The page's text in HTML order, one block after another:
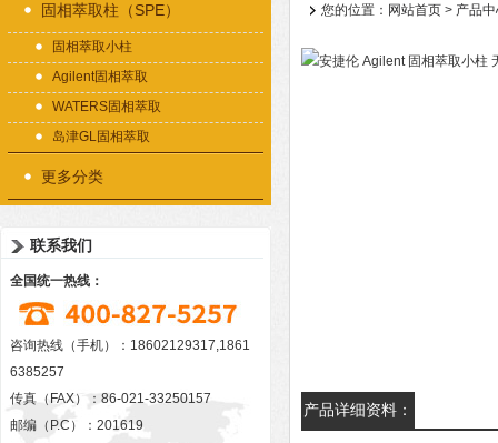
固相萃取柱（SPE）
固相萃取小柱
Agilent固相萃取
WATERS固相萃取
岛津GL固相萃取
更多分类
联系我们
全国统一热线：
咨询热线（手机）：18602129317,1861
6385257
传真（FAX）：86-021-33250157
邮编（P.C）：201619
您的位置： 网站首页 > 产品
产品详细资料：